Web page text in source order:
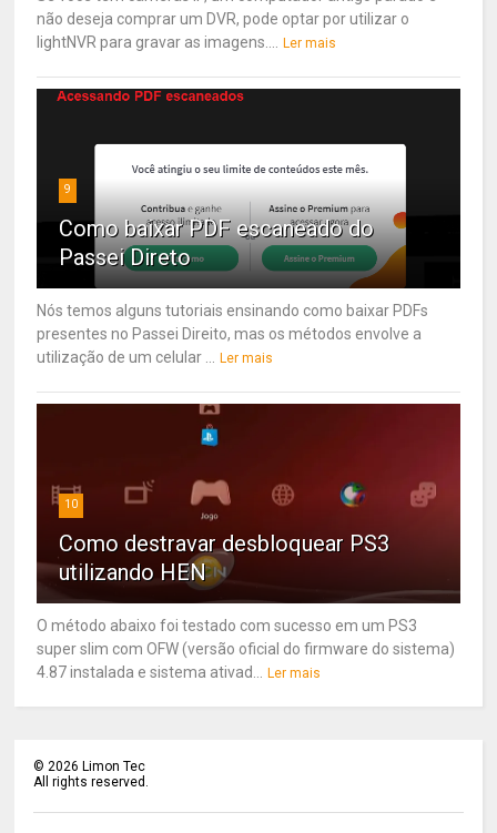
não deseja comprar um DVR, pode optar por utilizar o
lightNVR para gravar as imagens....
Ler mais
9
Como baixar PDF escaneado do
Passei Direto
Nós temos alguns tutoriais ensinando como baixar PDFs
presentes no Passei Direito, mas os métodos envolve a
utilização de um celular ...
Ler mais
10
Como destravar desbloquear PS3
utilizando HEN
O método abaixo foi testado com sucesso em um PS3
super slim com OFW (versão oficial do firmware do sistema)
4.87 instalada e sistema ativad...
Ler mais
©2026 Limon Tec
All rights reserved.